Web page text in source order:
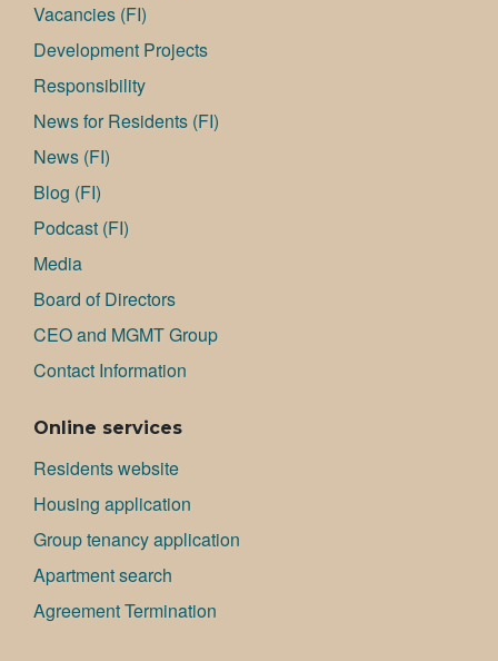
Va­can­cies (FI)
Development Projects
Responsibility
News for Residents (FI)
News (FI)
Blog (FI)
Podcast (FI)
Media
Board of Directors
CEO and MGMT Group
Contact Information
Online services
Residents website
Housing application
Group tenancy application
Apartment search
Agreement Termination